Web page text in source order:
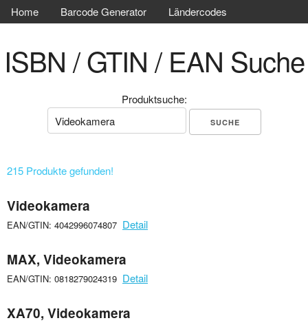
Home Barcode Generator Ländercodes
ISBN / GTIN / EAN Suche
Produktsuche:
215 Produkte gefunden!
Videokamera
EAN/GTIN: 4042996074807 Detail
MAX, Videokamera
EAN/GTIN: 0818279024319 Detail
XA70, Videokamera